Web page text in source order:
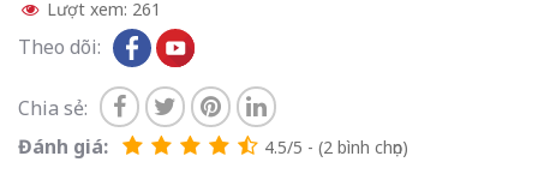
Lượt xem: 261
Theo dõi:
Chia sẻ:
Đánh giá:
4.5/5 - (2 bình chọn)